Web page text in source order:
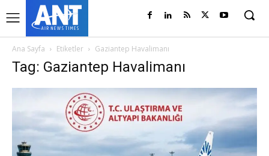
Ana Sayfa Etiketler Gaziantep Havalimanı
Tag: Gaziantep Havalimanı